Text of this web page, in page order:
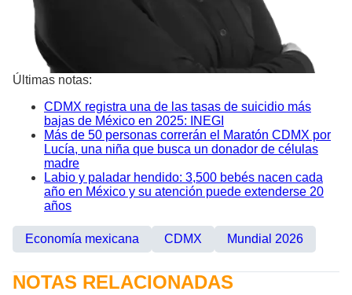
Últimas notas:
CDMX registra una de las tasas de suicidio más
bajas de México en 2025: INEGI
Más de 50 personas correrán el Maratón CDMX por
Lucía, una niña que busca un donador de células
madre
Labio y paladar hendido: 3,500 bebés nacen cada
año en México y su atención puede extenderse 20
años
Economía mexicana CDMX Mundial 2026
NOTAS RELACIONADAS